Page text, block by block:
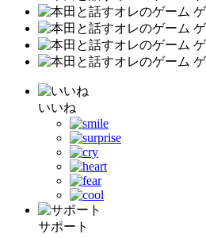
いいね
サポート